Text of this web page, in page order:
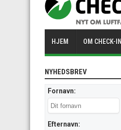
HJEM OM CHECK-IN
NYHEDSBREV
Fornavn:
Efternavn: